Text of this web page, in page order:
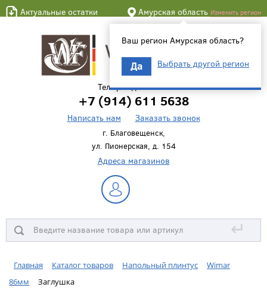
Актуальные остатки Амурская область Изменить регион
Ваш регион Амурская область?
Да Выбрать другой регион
Телефон для связи
+7 (914) 611 5638
Написать нам Заказать звонок
г. Благовещенск,
ул. Пионерская, д. 154
Адреса магазинов
↵
Главная Каталог товаров Напольный плинтус
Wimar
86мм
Заглушка